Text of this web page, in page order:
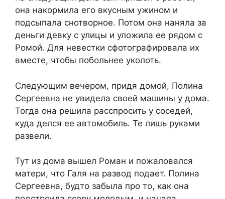
она накормила его вкусным ужином и
подсыпала снотворное. Потом она наняла за
деньги девку с улицы и уложила ее рядом с
Ромой. Для невестки сфотографировала их
вместе, чтобы побольнее уколоть.
Следующим вечером, придя домой, Полина
Сергеевна не увидела своей машины у дома.
Тогда она решила расспросить у соседей,
куда делся ее автомобиль. Те лишь руками
развели.
Тут из дома вышел Роман и пожаловался
матери, что Галя на развод подает. Полина
Сергеевна, будто забыла про то, как она